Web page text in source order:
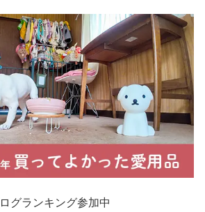
グランキング参加中